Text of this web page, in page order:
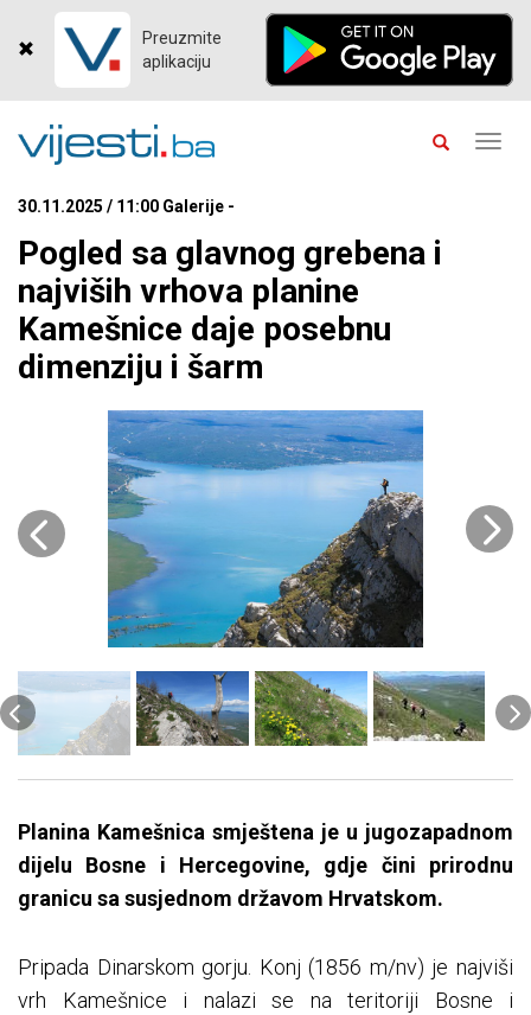
Preuzmite
aplikaciju
30.11.2025 / 11:00 Galerije -
Pogled sa glavnog grebena i
najviših vrhova planine
Kamešnice daje posebnu
dimenziju i šarm
Planina Kamešnica smještena je u jugozapadnom
dijelu Bosne i Hercegovine, gdje čini prirodnu
granicu sa susjednom državom Hrvatskom.
Pripada Dinarskom gorju. Konj (1856 m/nv) je najviši
vrh Kamešnice i nalazi se na teritoriji Bosne i